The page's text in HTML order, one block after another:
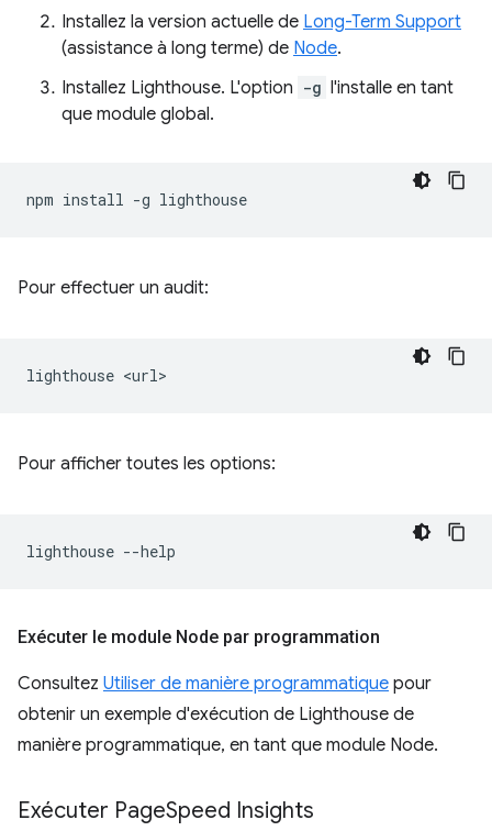
Installez la version actuelle de Long-Term Support
(assistance à long terme) de Node.
Installez Lighthouse. L'option -g l'installe en tant
que module global.
npm install -g
Pour effectuer un audit:
lighthouse
Pour afficher toutes les options:
lighthouse
Exécuter le module Node par programmation
Consultez Utiliser de manière programmatique pour
obtenir un exemple d'exécution de Lighthouse de
manière programmatique, en tant que module Node.
Exécuter PageSpeed Insights